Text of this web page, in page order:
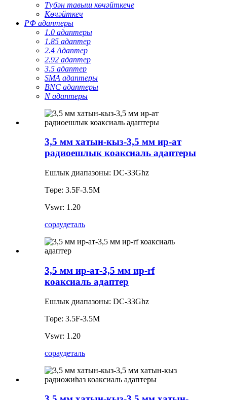
Түбән тавыш көчәйткече
Көчәйткеч
РФ адаптеры
1.0 адаптеры
1.85 адаптер
2.4 Адаптер
2.92 адаптер
3.5 адаптер
SMA адаптеры
BNC адаптеры
N адаптеры
3,5 мм хатын-кыз-3,5 мм ир-ат
радиоешлык коаксиаль адаптеры
Ешлык диапазоны: DC-33Ghz
Төре: 3.5F-3.5M
Vswr: 1.20
сораудеталь
3,5 мм ир-ат-3,5 мм ир-rf
коаксиаль адаптер
Ешлык диапазоны: DC-33Ghz
Төре: 3.5F-3.5M
Vswr: 1.20
сораудеталь